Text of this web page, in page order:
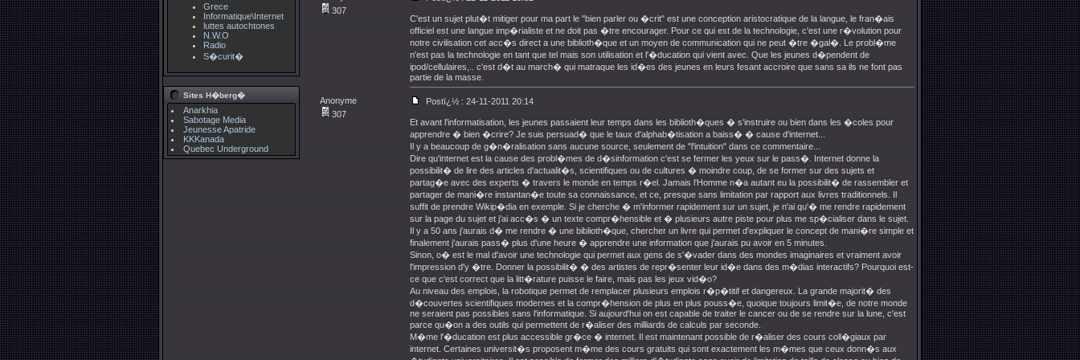
Grece
Informatique\Internet
luttes autochtones
N.W.O
Radio
S�curit�
Sites H�berg�
Anarkhia
Sabotage Media
Jeunesse Apatride
KKKanada
Quebec Underground
307
C'est un sujet plut�t mitiger pour ma part le "bien parler ou �crit" est une conception aristocratique de la langue, le fran�ais
officiel est une langue imp�rialiste et ne doit pas �tre encourager. Pour ce qui est de la technologie, c'est une r�volution pour
notre civilisation cet acc�s direct a une biblioth�que et un moyen de communication qui ne peut �tre �gal�. Le probl�me
n'est pas la technologie en tant que tel mais son utilisation et l'�ducation qui vient avec. Que les jeunes d�pendent de
ipod/cellulaires,.. c'est d�t au march� qui matraque les id�es des jeunes en leurs fesant accroire que sans sa ils ne font pas
partie de la masse.
Anonyme
307
Postï¿½ : 24-11-2011 20:14
Et avant l'informatisation, les jeunes passaient leur temps dans les biblioth�ques � s'instruire ou bien dans les �coles pour
apprendre � bien �crire? Je suis persuad� que le taux d'alphab�tisation a baiss� � cause d'internet...
Il y a beaucoup de g�n�ralisation sans aucune source, seulement de "l'intuition" dans ce commentaire...
Dire qu'internet est la cause des probl�mes de d�sinformation c'est se fermer les yeux sur le pass�. Internet donne la
possibilit� de lire des articles d'actualit�s, scientifiques ou de cultures � moindre coup, de se former sur des sujets et
partag�e avec des experts � travers le monde en temps r�el. Jamais l'Homme n�a autant eu la possibilit� de rassembler et
partager de mani�re instantan�e toute sa connaissance, et ce, presque sans limitation par rapport aux livres traditionnels. Il
suffit de prendre Wikip�dia en exemple. Si je cherche � m'informer rapidement sur un sujet, je n'ai qu'� me rendre rapidement
sur la page du sujet et j'ai acc�s � un texte compr�hensible et � plusieurs autre piste pour plus me sp�cialiser dans le sujet.
Il y a 50 ans j'aurais d� me rendre � une biblioth�que, chercher un livre qui permet d'expliquer le concept de mani�re simple et
finalement j'aurais pass� plus d'une heure � apprendre une information que j'aurais pu avoir en 5 minutes.
Sinon, o� est le mal d'avoir une technologie qui permet aux gens de s'�vader dans des mondes imaginaires et vraiment avoir
l'impression d'y �tre. Donner la possibilit� � des artistes de repr�senter leur id�e dans des m�dias interactifs? Pourquoi est-
ce que c'est correct que la litt�rature puisse le faire, mais pas les jeux vid�o?
Au niveau des emplois, la robotique permet de remplacer plusieurs emplois r�p�titif et dangereux. La grande majorit� des
d�couvertes scientifiques modernes et la compr�hension de plus en plus pouss�e, quoique toujours limit�e, de notre monde
ne seraient pas possibles sans l'informatique. Si aujourd'hui on est capable de traiter le cancer ou de se rendre sur la lune, c'est
parce qu�on a des outils qui permettent de r�aliser des milliards de calculs par seconde.
M�me l'�ducation est plus accessible gr�ce � internet. Il est maintenant possible de r�aliser des cours coll�giaux par
internet. Certaines universit�s proposent m�me des cours gratuits qui sont exactement les m�mes que ceux donn�s aux